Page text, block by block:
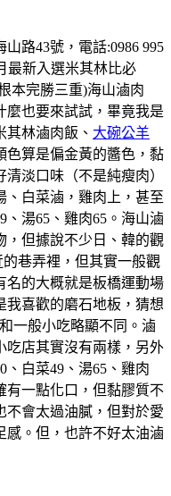
路43號，電話:0986 995
最新入選米其林比必
本完勝三重)海山滷肉
麼也要來試試，畢竟我是
林滷肉飯、 大碗公羊
色算是偏金黃的醬色，黏
淡口味（不是純瘦肉）
、白菜滷，雞肉上，甚至
、湯65、雞肉65。海山滷
，但據說不少日、韓的觀
巷弄裡，但其實一般觀
名的大概就是板橋運動場
我喜歡的磨石地板，猜想
一般小吃略顯不同。滷
吃店其實沒有兩樣，另外
白菜49、湯65、雞肉
有一點化口，但黏膠質不
不會太過油膩，但對於愛
感。但，也許不好太油滷